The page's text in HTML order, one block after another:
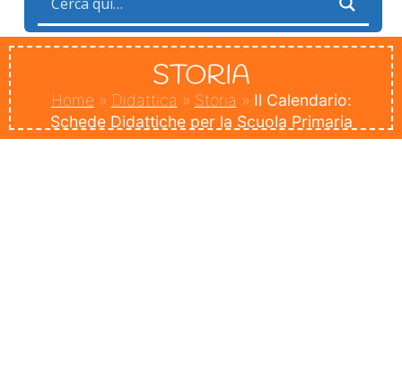
STORIA
Home » Didattica » Storia » Il Calendario:
Schede Didattiche per la Scuola Primaria